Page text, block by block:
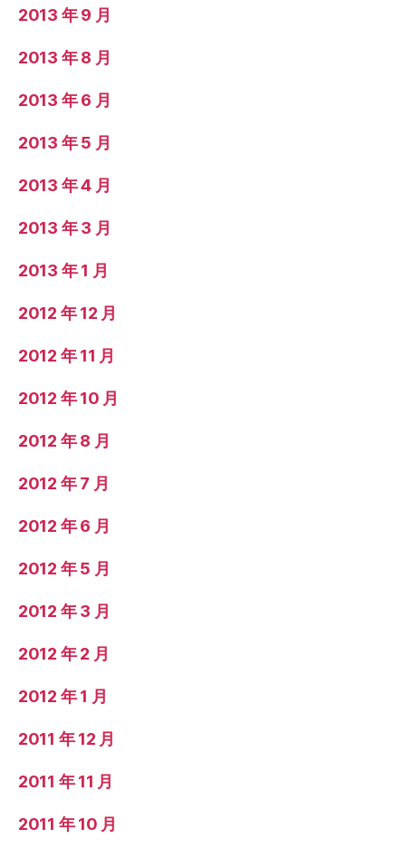
2013 年 9 月
2013 年 8 月
2013 年 6 月
2013 年 5 月
2013 年 4 月
2013 年 3 月
2013 年 1 月
2012 年 12 月
2012 年 11 月
2012 年 10 月
2012 年 8 月
2012 年 7 月
2012 年 6 月
2012 年 5 月
2012 年 3 月
2012 年 2 月
2012 年 1 月
2011 年 12 月
2011 年 11 月
2011 年 10 月